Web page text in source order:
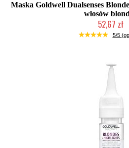
Maska Goldwell Dualsenses
włosów
52,67 zł
Mała ilość (wysyłka
5/5